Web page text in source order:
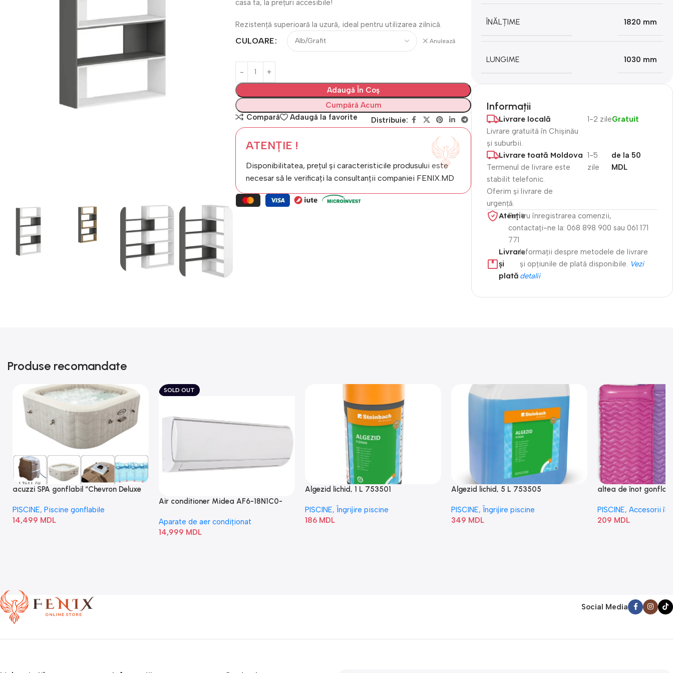
casa ta, la prețuri accesibile!
Rezistență superioară la uzură, ideal pentru utilizarea zilnică.
CULOARE Anulează
Adaugă În Coș
Cumpără Acum
Compară
Adaugă la favorite Distribuie:
ATENȚIE !
Disponibilitatea, prețul și caracteristicile produsului este
necesar să le verificați la consultanții companiei FENIX.MD
ÎNĂLȚIME 1820 mm
LUNGIME 1030 mm
Informații
Livrare locală
Livrare gratuită în Chișinău
și suburbii.
1-2 zileGratuit
Livrare toată Moldova
Termenul de livrare este
stabilit telefonic.
Oferim și livrare de
urgență.
1-5
zile
de la 50
MDL
Atenție​
Pentru înregistrarea comenzii,
contactați-ne la: 068 898 900 sau 061 171
771
Livrare
și
plată
Informații despre metodele de livrare
și opțiunile de plată disponibile.
Vezi
detalii
Produse recomandate
acuzzi SPA gonflabil “Chevron Deluxe
PISCINE, Piscine gonflabile
14,499 MDL
SOLD OUT
Air conditioner Midea AF6-18N1C0-
Aparate de aer condiționat
14,999 MDL
Algezid lichid, 1 L 753501
PISCINE, Îngrijire piscine
186 MDL
Algezid lichid, 5 L 753505
PISCINE, Îngrijire piscine
349 MDL
altea de înot
PISCINE, Accesorii
209 MDL
Social Media